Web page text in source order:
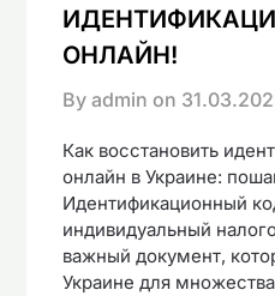
ОНЛАЙН!
By admin on
Как восстановить
онлайн в Украине:
Идентификационный
индивидуальный
важный документ,
Украине для